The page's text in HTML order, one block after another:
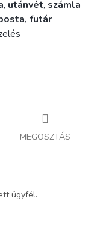
, utánvét, számla
futár
MEGOSZTÁS
ügyfél.